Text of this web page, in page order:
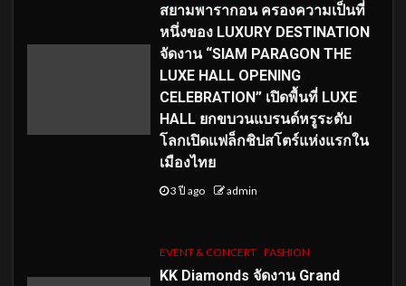
สยามพารากอน ครองความเป็นที่
หนึ่งของ LUXURY DESTINATION
จัดงาน “SIAM PARAGON THE
LUXE HALL OPENING
CELEBRATION” เปิดพื้นที่ LUXE
HALL ยกขบวนแบรนด์หรูระดับ
โลกเปิดแฟล็กชิปสโตร์แห่งแรกใน
เมืองไทย
3 ปี ago admin
EVENT & CONCERT FASHION
KK Diamonds จัดงาน Grand